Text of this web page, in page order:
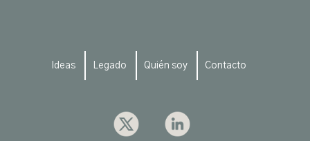
Ideas Legado Quién soy Contacto